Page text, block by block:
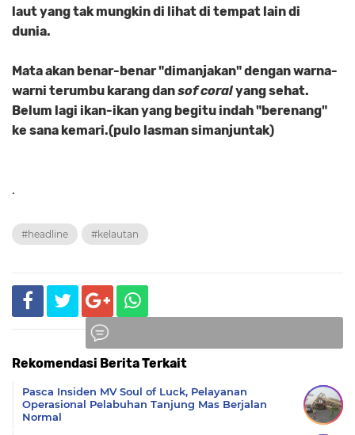
laut yang tak mungkin di lihat di tempat lain di
dunia.
Mata akan benar-benar "dimanjakan" dengan warna-
warni terumbu karang dansof coralyang sehat.
Belum lagi ikan-ikan yang begitu indah "berenang"
ke sana kemari.(pulo lasman simanjuntak)
.
#headline #kelautan
Rekomendasi Berita Terkait
Pasca Insiden MV Soul of Luck, Pelayanan
Operasional Pelabuhan Tanjung Mas Berjalan
Normal